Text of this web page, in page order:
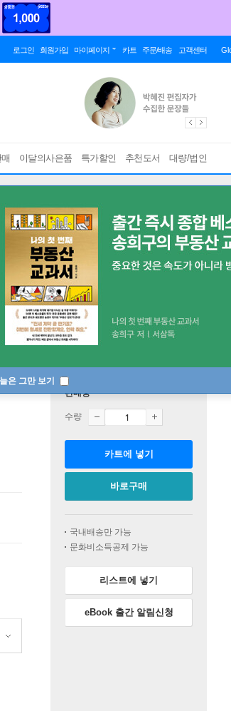
로그인 회원가입 마이페이지 카트 주문/배송 고객센터
이달의사은품 특가할인 추천도서 대량/법인
은 그만 보기
판매중
수량
카트에 넣기
바로구매
국내배송만 가능
문화비소득공제 가능
리스트에 넣기
eBook 출간 알림신청